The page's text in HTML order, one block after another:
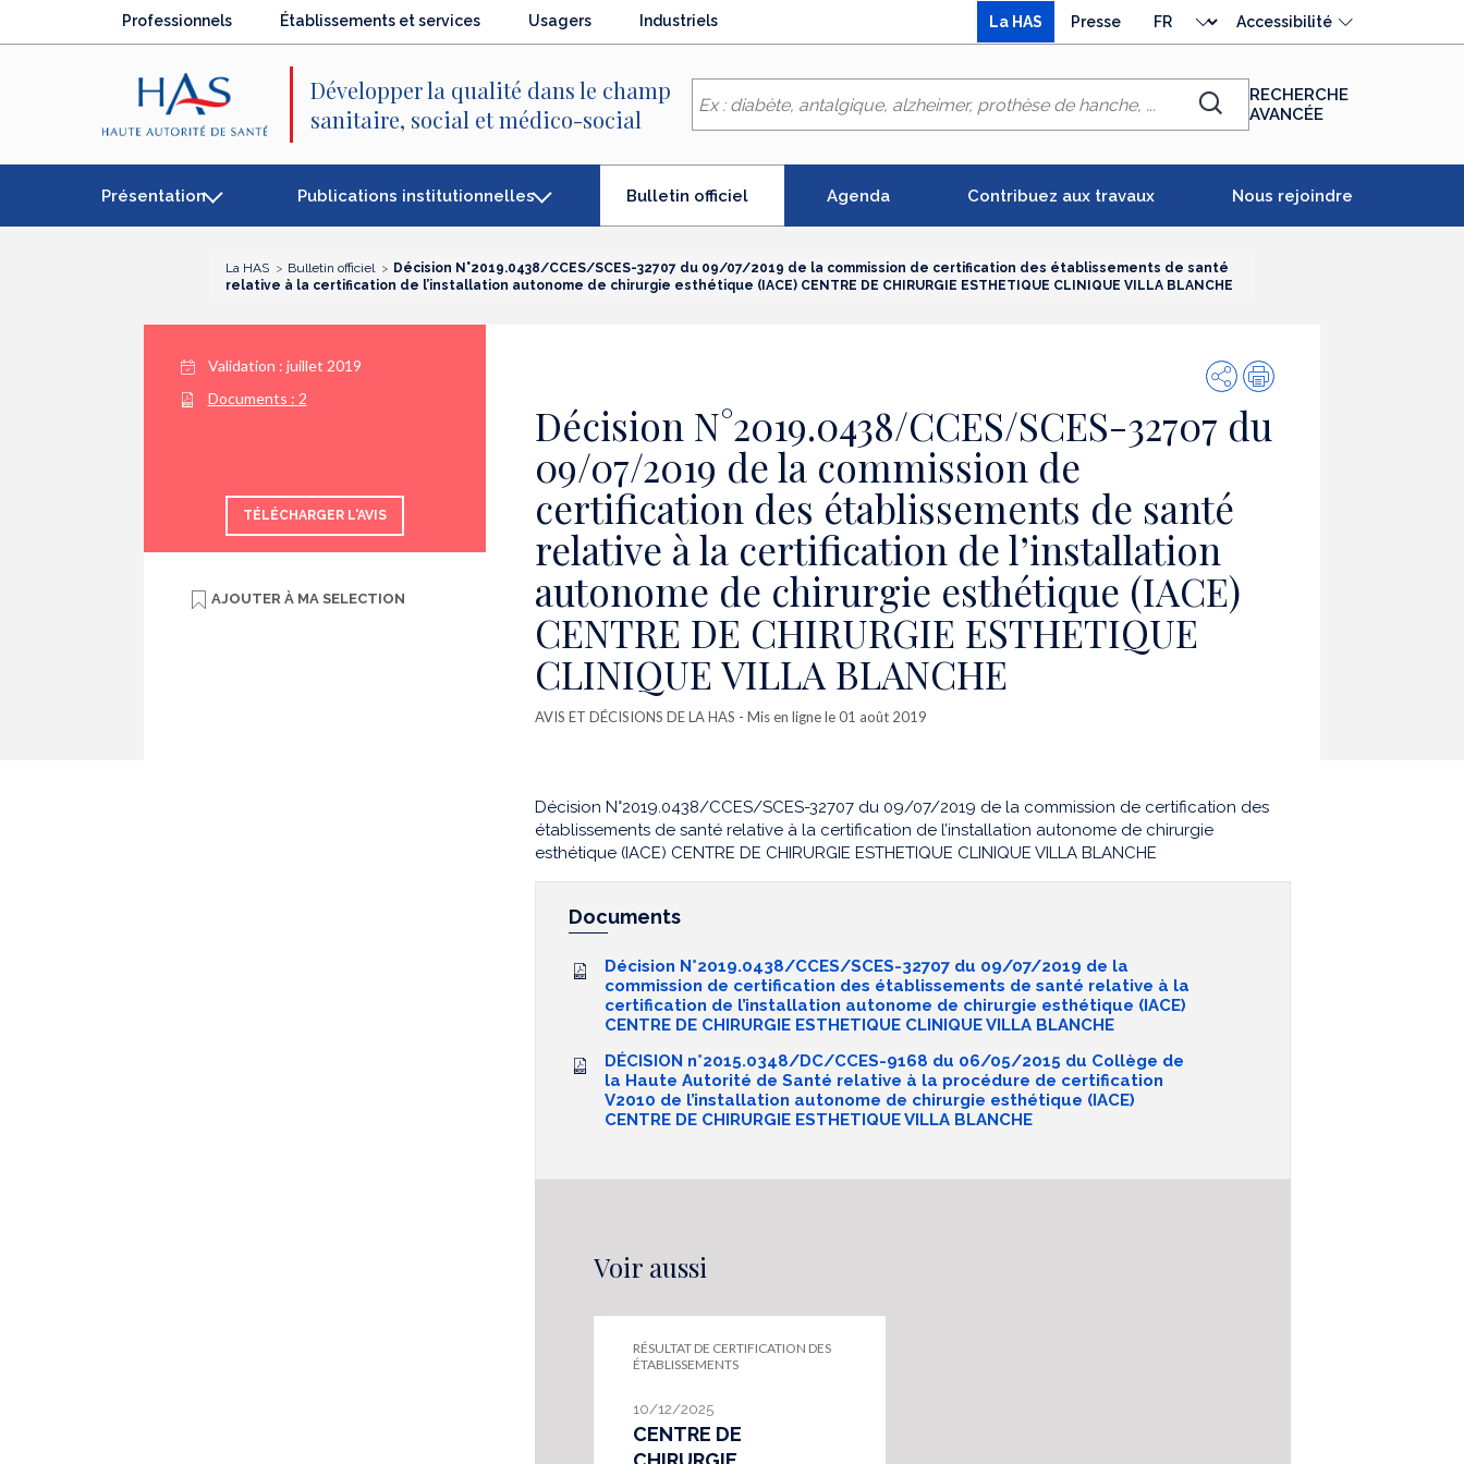
Professionnels Établissements et services Usagers Industriels La HAS Presse
langue
Accessibilité
Développer la qualité dans le champ
sanitaire, social et médico-social
Chercher
RECHERCHE
AVANCÉE
Présentation Publications institutionnelles Bulletin officiel(élément
Agenda Contribuez aux travaux Nous rejoindre
La HAS Bulletin officiel
Décision N°2019.0438/CCES/SCES-32707 du 09/07/2019 de la commission de certification des établissements de santé
relative à la certification de l’installation autonome de chirurgie esthétique (IACE) CENTRE DE CHIRURGIE ESTHETIQUE CLINIQUE VILLA BLANCHE
Validation : juillet 2019
Documents : 2
TÉLÉCHARGER L'AVIS
AJOUTER À MA SELECTION
PartagerImpression
Décision N°2019.0438/CCES/SCES-32707 du
09/07/2019 de la commission de
certification des établissements de santé
relative à la certification de l’installation
autonome de chirurgie esthétique (IACE)
CENTRE DE CHIRURGIE ESTHETIQUE
CLINIQUE VILLA BLANCHE
AVIS ET DÉCISIONS DE LA HAS - Mis en ligne le 01 août 2019
Décision N°2019.0438/CCES/SCES-32707 du 09/07/2019 de la commission de certification des
établissements de santé relative à la certification de l’installation autonome de chirurgie
esthétique (IACE) CENTRE DE CHIRURGIE ESTHETIQUE CLINIQUE VILLA BLANCHE
Documents
Décision N°2019.0438/CCES/SCES-32707 du 09/07/2019 de la
commission de certification des établissements de santé relative à la
certification de l’installation autonome de chirurgie esthétique (IACE)
CENTRE DE CHIRURGIE ESTHETIQUE CLINIQUE VILLA BLANCHE
DÉCISION n°2015.0348/DC/CCES-9168 du 06/05/2015 du Collège de
la Haute Autorité de Santé relative à la procédure de certification
V2010 de l’installation autonome de chirurgie esthétique (IACE)
CENTRE DE CHIRURGIE ESTHETIQUE VILLA BLANCHE
Voir aussi
RÉSULTAT DE CERTIFICATION DES
ÉTABLISSEMENTS
10/12/2025
CENTRE DE